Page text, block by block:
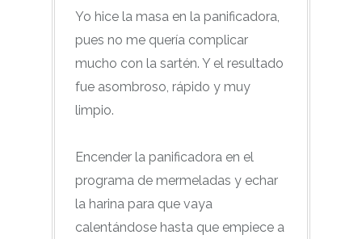
Yo hice la masa en la panificadora,
pues no me quería complicar
mucho con la sartén. Y el resultado
fue asombroso, rápido y muy
limpio.
Encender la panificadora en el
programa de mermeladas y echar
la harina para que vaya
calentándose hasta que empiece a